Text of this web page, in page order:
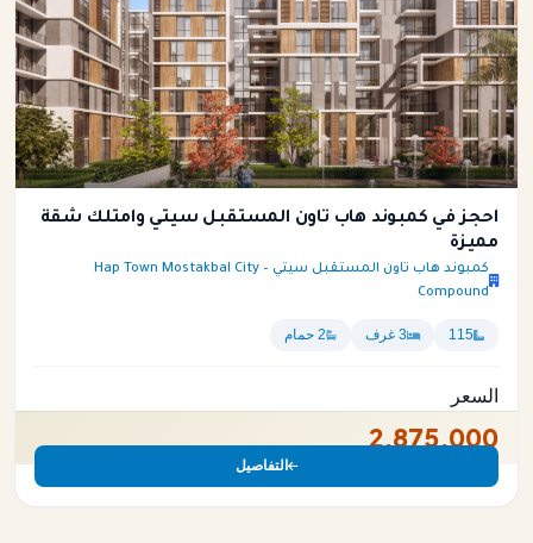
احجز في كمبوند هاب تاون المستقبل سيتي وامتلك شقة
مميزة
كمبوند هاب تاون المستقبل سيتي – Hap Town Mostakbal City
Compound
115 3 غرف 2 حمام
السعر
2,875,000
التفاصيل